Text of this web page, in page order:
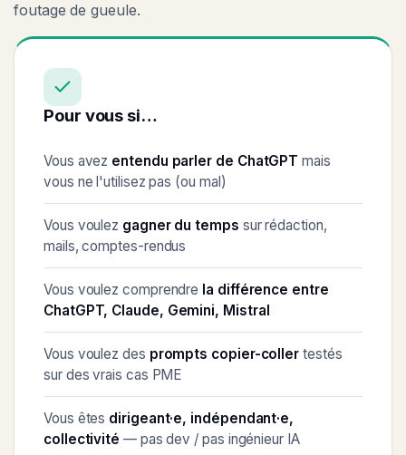
foutage de gueule.
Pour vous si…
Vous avez entendu parler de ChatGPT mais
vous ne l'utilisez pas (ou mal)
Vous voulez gagner du temps sur rédaction,
mails, comptes-rendus
Vous voulez comprendre la différence entre
ChatGPT, Claude, Gemini, Mistral
Vous voulez des prompts copier-coller testés
sur des vrais cas PME
Vous êtes dirigeant·e, indépendant·e,
collectivité — pas dev / pas ingénieur IA